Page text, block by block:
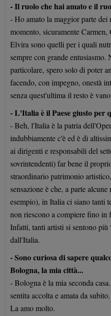
- Il ruolo che hai amato e il
- Ho amato la maggior parte
momento, sicuramente
Elvira sono quelli per i quali
sempre con grande
particolare, spero solo di poter
facendo, con impegno, onestà
senza quest'ultima il resto è
- L'Italia è il Paese giusto per
- Beh, l'Italia è la patria
indubbiamente c'è ed è di
ai dirigenti e responsabili del
sovrintendenti) far bene il
straordinario patrimonio
sensazione è che, a parte
esempio), in Italia ci siano tanti
non riescono a compiere fino in
Infatti, tanti artisti si sentono
dall'Italia.
- Sono curiosa di sapere
Bologna, la mia città...
- Bologna è la mia seconda
sentita accolta e amata da
La amo molto.